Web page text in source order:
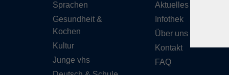
Sprachen
Gesundheit &
Kochen
Kultur
Junge vhs
Aktuelles
Infothek
Über uns
Kontakt
FAQ